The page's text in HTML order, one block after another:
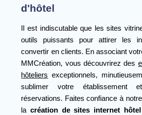
d'hôtel
Il est indiscutable que les sites
outils puissants pour attirer les
convertir en clients. En associant
MMCréation, vous découvrirez des
hôteliers exceptionnels,
sublimer votre établissement
réservations. Faites confiance à
lacréation de sites internet